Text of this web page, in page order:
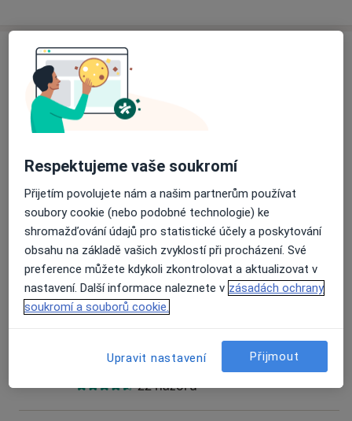
Specialisté
Gynekolog
Prof. MUDr. Zdeněk Malý CSc.
10 názorů
MUDr. Martina Novotná
Gynekolog
17 názorů
Gynekolog
22 názorů
Respektujeme vaše soukromí
Přijetím povolujete nám a našim partnerům používat
soubory cookie (nebo podobné technologie) ke
shromažďování údajů pro statistické účely a poskytování
obsahu na základě vašich zvyklostí při procházení. Své
preference můžete kdykoli zkontrolovat a aktualizovat v
nastavení. Další informace naleznete v zásadách ochrany
soukromí a souborů cookie.
Upravit nastavení Přijmout